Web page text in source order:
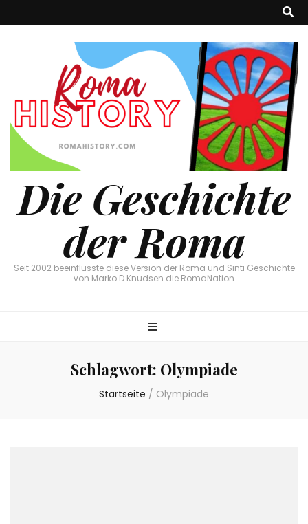
Die Geschichte
der Roma
Seit 2002 beeinflusste diese Version der Roma und Sinti Geschichte
von Marko D Knudsen die RomaNation
Schlagwort: Olympiade
Startseite / Olympiade